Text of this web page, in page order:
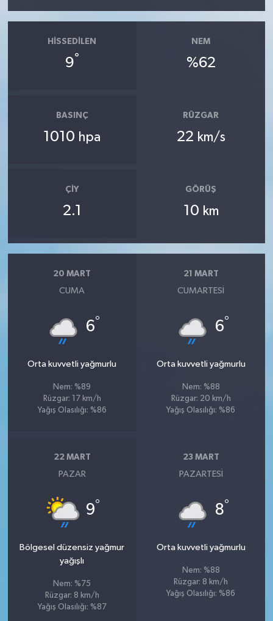
HISSEDILEN
9°
NEM
%62
BASINÇ
1010 hpa
RÜZGAR
22 km/s
ÇIY
2.1
GÖRÜŞ
10 km
20 MART
CUMA
6°
Orta kuvvetli yağmurlu
Nem: %89
Rüzgar: 17 km/h
Yağış Olasılığı: %86
21 MART
CUMARTESI
6°
Orta kuvvetli yağmurlu
Nem: %88
Rüzgar: 20 km/h
Yağış Olasılığı: %86
22 MART
PAZAR
9°
Bölgesel düzensiz yağmur
yağışlı
Nem: %75
Rüzgar: 8 km/h
Yağış Olasılığı: %87
23 MART
PAZARTESI
8°
Orta kuvvetli yağmurlu
Nem: %88
Rüzgar: 8 km/h
Yağış Olasılığı: %86